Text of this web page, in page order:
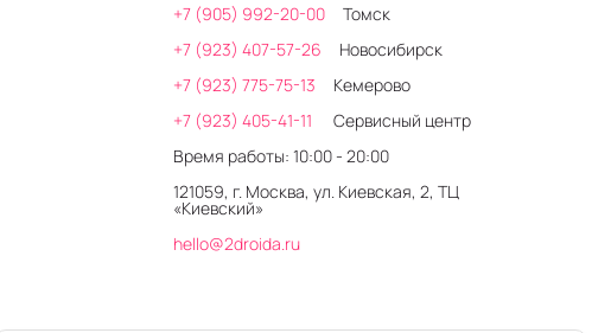
+7 (905) 992-20-00
Томск
+7 (923) 407-57-26
Новосибирск
+7 (923) 775-75-13
Кемерово
+7 (923) 405-41-11
Сервисный центр
Время работы: 10:00 - 20:00
121059, г. Москва, ул. Киевская, 2, ТЦ
«Киевский»
hello@2droida.ru